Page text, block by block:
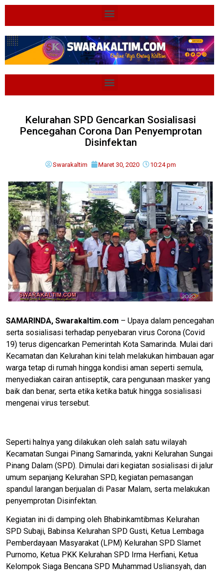
Kelurahan SPD Gencarkan Sosialisasi
Pencegahan Corona Dan Penyemprotan
Disinfektan
Swarakaltim Maret 30, 2020 10:24 pm
SAMARINDA, Swarakaltim.com – Upaya dalam pencegahan
serta sosialisasi terhadap penyebaran virus Corona (Covid
19) terus digencarkan Pemerintah Kota Samarinda. Mulai dari
Kecamatan dan Kelurahan kini telah melakukan himbauan agar
warga tetap di rumah hingga kondisi aman seperti semula,
menyediakan cairan antiseptik, cara pengunaan masker yang
baik dan benar, serta etika ketika batuk hingga sosialisasi
mengenai virus tersebut.
Seperti halnya yang dilakukan oleh salah satu wilayah
Kecamatan Sungai Pinang Samarinda, yakni Kelurahan Sungai
Pinang Dalam (SPD). Dimulai dari kegiatan sosialisasi di jalur
umum sepanjang Kelurahan SPD, kegiatan pemasangan
spandul larangan berjualan di Pasar Malam, serta melakukan
penyemprotan Disinfektan.
Kegiatan ini di damping oleh Bhabinkamtibmas Kelurahan
SPD Subaji, Babinsa Kelurahan SPD Gusti, Ketua Lembaga
Pemberdayaan Masyarakat (LPM) Kelurahan SPD Slamet
Purnomo, Ketua PKK Kelurahan SPD Irma Herfiani, Ketua
Kelompok Siaga Bencana SPD Muhammad Usliansyah, dan